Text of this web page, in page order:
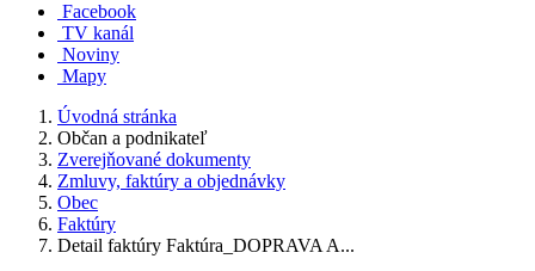
Facebook
TV kanál
Noviny
Mapy
Úvodná stránka
Občan a podnikateľ
Zverejňované dokumenty
Zmluvy, faktúry a objednávky
Obec
Faktúry
Detail faktúry Faktúra_DOPRAVA A...